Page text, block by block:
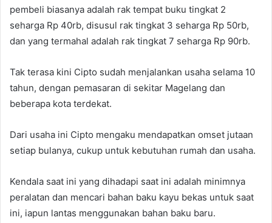
pembeli biasanya adalah rak tempat buku tingkat 2
seharga Rp 40rb, disusul rak tingkat 3 seharga Rp 50rb,
dan yang termahal adalah rak tingkat 7 seharga Rp 90rb.
Tak terasa kini Cipto sudah menjalankan usaha selama 10
tahun, dengan pemasaran di sekitar Magelang dan
beberapa kota terdekat.
Dari usaha ini Cipto mengaku mendapatkan omset jutaan
setiap bulanya, cukup untuk kebutuhan rumah dan usaha.
Kendala saat ini yang dihadapi saat ini adalah minimnya
peralatan dan mencari bahan baku kayu bekas untuk saat
ini, iapun lantas menggunakan bahan baku baru.